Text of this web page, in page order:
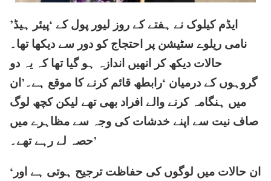
ایڈم کیلوک نے ہفتے کے روز لیور پول کے ‘پیئر ہیڈ’
نامی ریلوے سٹیشن پر احتجاج کو دور سے دیکھا تھا۔
حالات دیکھ کر انھیں اندازہ ہو گیا تھا کہ یہ دو
گروہوں کے درمیان ‘رابطھ قائم کرنے کا موقع ہے۔’ان
میں ہنگامہ کرنے والے افراد بھی تھے لیکن کچھ لوگ
صاف نیت سے اپنے خدشات کی وجہ سے مظاہرے میں
حصہ لے رہے تھے۔’
‘ان حالات میں لوگوں کی حفاظت ترجیح ہوتی ہے اور